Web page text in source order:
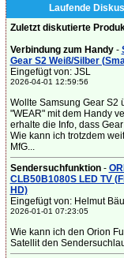
Laufende
Zuletzt diskutierte
Verbindung zum Handy-
Gear S2 Weiß/Silber
Eingefügt von: JSL
2026-04-01 12:59:56
Wollte Samsung Gear S2
"WEAR" mit dem Handy
erhalte die Info, dass
Wie kann ich trotzdem
MfG...
Sendersuchfunktion-
CLB50B1080S LED TV
HD)
Eingefügt von: Helmut
2026-01-01 07:23:05
Wie kann ich den Orion
Satellit den